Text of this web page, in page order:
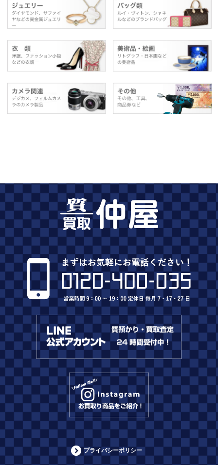
プライバシーポリシー